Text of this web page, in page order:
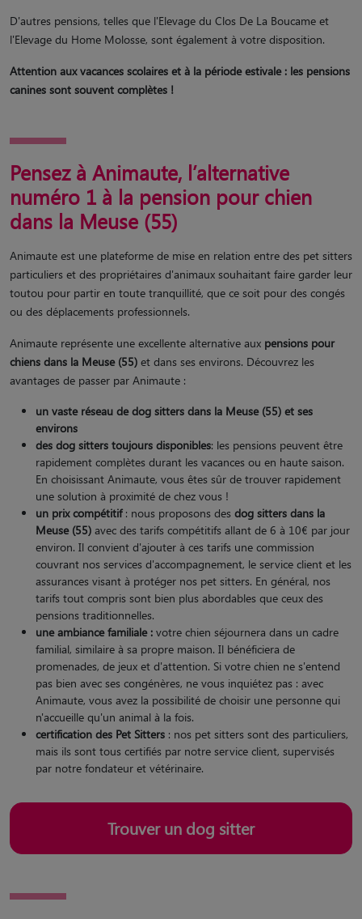
D'autres pensions, telles que l'Elevage du Clos De La Boucame et
l'Elevage du Home Molosse, sont également à votre disposition.
Attention aux vacances scolaires et à la période estivale : les pensions
canines sont souvent complètes !
Pensez à Animaute, l’alternative
numéro 1 à la pension pour chien
dans la Meuse (55)
Animaute est une plateforme de mise en relation entre des pet sitters
particuliers et des propriétaires d'animaux souhaitant faire garder leur
toutou pour partir en toute tranquillité, que ce soit pour des congés
ou des déplacements professionnels.
Animaute représente une excellente alternative aux pensions pour
chiens dans la Meuse (55) et dans ses environs. Découvrez les
avantages de passer par Animaute :
un vaste réseau de dog sitters dans la Meuse (55) et ses
environs
des dog sitters toujours disponibles: les pensions peuvent être
rapidement complètes durant les vacances ou en haute saison.
En choisissant Animaute, vous êtes sûr de trouver rapidement
une solution à proximité de chez vous !
un prix compétitif: nous proposons des dog sitters dans la
Meuse (55) avec des tarifs compétitifs allant de 6 à 10€ par jour
environ. Il convient d'ajouter à ces tarifs une commission
couvrant nos services d'accompagnement, le service client et les
assurances visant à protéger nos pet sitters. En général, nos
tarifs tout compris sont bien plus abordables que ceux des
pensions traditionnelles.
une ambiance familiale : votre chien séjournera dans un cadre
familial, similaire à sa propre maison. Il bénéficiera de
promenades, de jeux et d'attention. Si votre chien ne s'entend
pas bien avec ses congénères, ne vous inquiétez pas : avec
Animaute, vous avez la possibilité de choisir une personne qui
n'accueille qu'un animal à la fois.
certification des Pet Sitters : nos pet sitters sont des particuliers,
mais ils sont tous certifiés par notre service client, supervisés
par notre fondateur et vétérinaire.
Trouver un dog sitter